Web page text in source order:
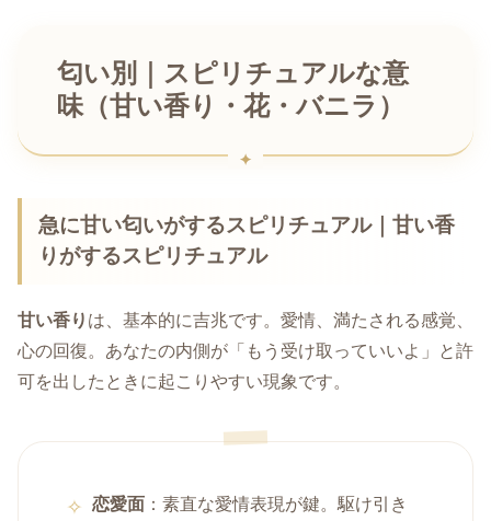
匂い別｜スピリチュアルな意
味（甘い香り・花・バニラ）
急に甘い匂いがするスピリチュアル｜甘い香
りがするスピリチュアル
甘い香り は、基本的に吉兆です。愛情、満たされる感覚、
心の回復。あなたの内側が「もう受け取っていいよ」と許
可を出したときに起こりやすい現象です。
恋愛面 ：素直な愛情表現が鍵。駆け引き